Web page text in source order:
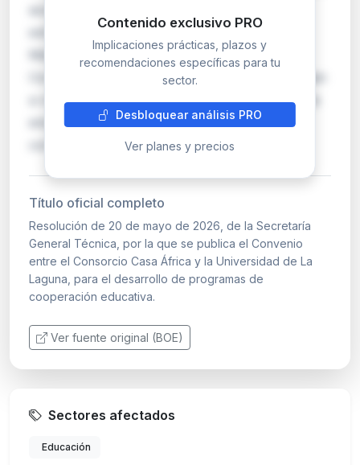
académicas externas, curriculares y
extracurriculares, de estudiantes de Grado,
Máster y títulos propios de la ULL en el
Consorcio Casa África. Las prácticas se orientan
a reforzar las relaciones hispano-africanas y la
empleabilidad del alumnado. Cada estudiante
Contenido exclusivo PRO
Implicaciones prácticas, plazos y
recomendaciones específicas para tu
sector.
Desbloquear análisis PRO
Ver planes y precios
Título oficial completo
Resolución de 20 de mayo de 2026, de la Secretaría
General Técnica, por la que se publica el Convenio
entre el Consorcio Casa África y la Universidad de La
Laguna, para el desarrollo de programas de
cooperación educativa.
Ver fuente original (BOE)
Sectores afectados
Educación